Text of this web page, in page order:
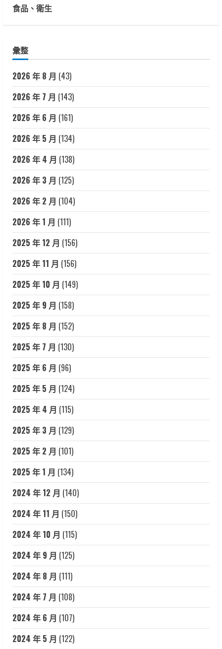
食品、衛生
彙整
2026 年 8 月 (43)
2026 年 7 月 (143)
2026 年 6 月 (161)
2026 年 5 月 (134)
2026 年 4 月 (138)
2026 年 3 月 (125)
2026 年 2 月 (104)
2026 年 1 月 (111)
2025 年 12 月 (156)
2025 年 11 月 (156)
2025 年 10 月 (149)
2025 年 9 月 (158)
2025 年 8 月 (152)
2025 年 7 月 (130)
2025 年 6 月 (96)
2025 年 5 月 (124)
2025 年 4 月 (115)
2025 年 3 月 (129)
2025 年 2 月 (101)
2025 年 1 月 (134)
2024 年 12 月 (140)
2024 年 11 月 (150)
2024 年 10 月 (115)
2024 年 9 月 (125)
2024 年 8 月 (111)
2024 年 7 月 (108)
2024 年 6 月 (107)
2024 年 5 月 (122)